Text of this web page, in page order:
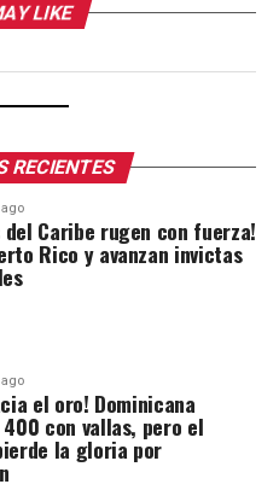
LIKE
RECIENTES
del Caribe rugen con fuerza!
Rico y avanzan invictas
el oro! Dominicana
con vallas, pero el
la gloria por